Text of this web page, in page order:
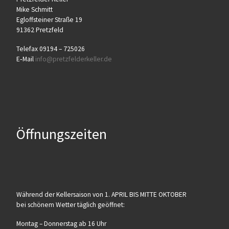
Mike Schmitt
Egloff­stei­ner Stra­ße 19
91362 Pretzfeld
Tele­fax 09194 – 725026
E‑Mail info@​pretzfelderkeller.​de
Öffnungszeiten
Wäh­rend der Kel­ler­sai­son von 1. APRIL BIS MITTE OKTOBER
bei schö­nem Wet­ter täg­lich geöffnet:
Mon­tag – Don­ners­tag ab 16 Uhr